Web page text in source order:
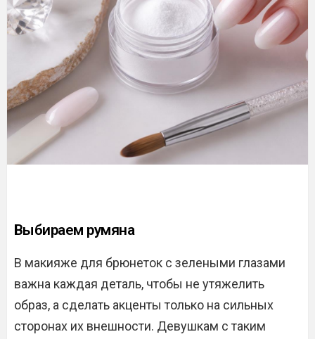
Выбираем румяна
В макияже для брюнеток с зелеными глазами
важна каждая деталь, чтобы не утяжелить
образ, а сделать акценты только на сильных
сторонах их внешности. Девушкам с таким